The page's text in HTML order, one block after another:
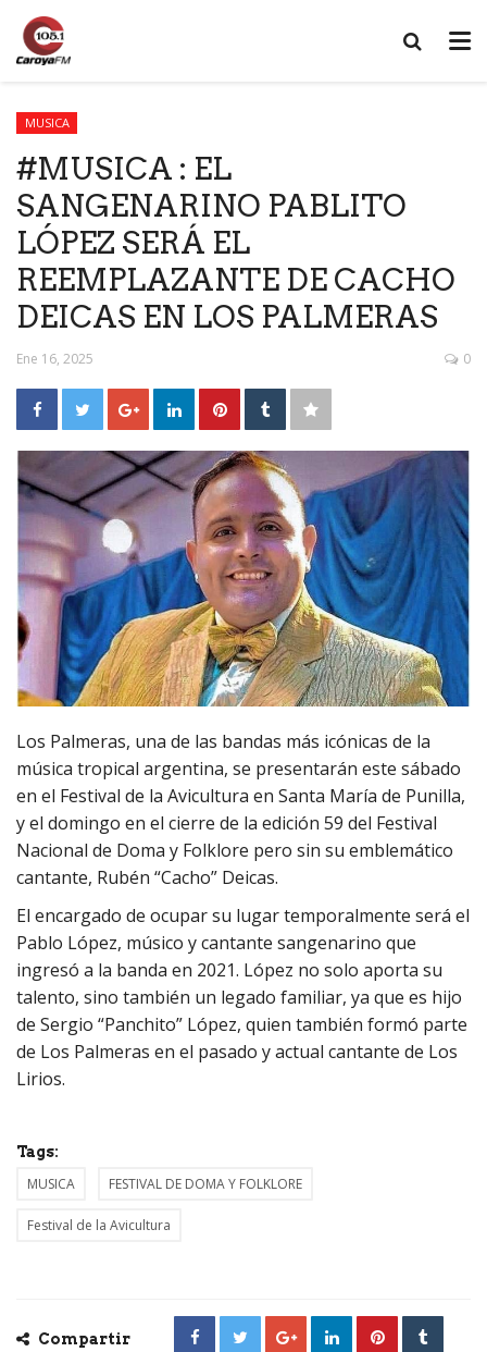
MUSICA
#MUSICA : EL
SANGENARINO PABLITO
LÓPEZ SERÁ EL
REEMPLAZANTE DE CACHO
DEICAS EN LOS PALMERAS
Ene 16, 2025 0
Los Palmeras, una de las bandas más icónicas de la
música tropical argentina, se presentarán este sábado
en el Festival de la Avicultura en Santa María de Punilla,
y el domingo en el cierre de la edición 59 del Festival
Nacional de Doma y Folklore pero sin su emblemático
cantante, Rubén “Cacho” Deicas.
El encargado de ocupar su lugar temporalmente será el
Pablo López, músico y cantante sangenarino que
ingresó a la banda en 2021. López no solo aporta su
talento, sino también un legado familiar, ya que es hijo
de Sergio “Panchito” López, quien también formó parte
de Los Palmeras en el pasado y actual cantante de Los
Lirios.
Tags:
MUSICA FESTIVAL DE DOMA Y FOLKLORE
Festival de la Avicultura
Compartir